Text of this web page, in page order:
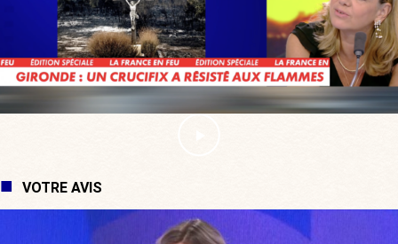
VOTRE AVIS